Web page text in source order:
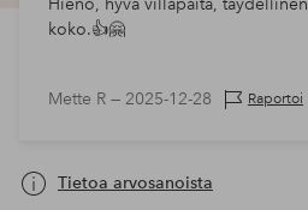
koko.👍🤗
Mette R — 2025-12-28 Raportoi
Tietoa arvosanoista